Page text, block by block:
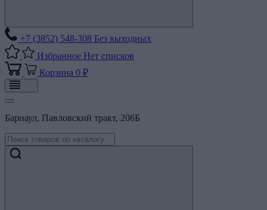
+7 (3852) 548-308 Без выходных
Избранное Нет списков
Корзина 0 ₽
Барнаул, Павловский тракт, 206Б